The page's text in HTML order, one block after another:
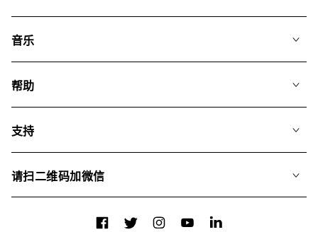
音乐
搜索
专辑
帮助
我们如何运用AI
支持
关于我们
请扫二维码加微信
FacebookTwitterInstagramYouTubeLinkedIn